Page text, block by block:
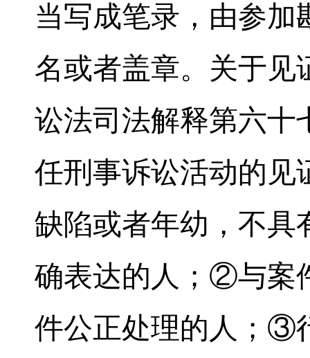
当写成笔录，由参加
名或者盖章。关于见
讼法司法解释第六十
任刑事诉讼活动的
缺陷或者年幼，不具
确表达的人；②与案
件公正处理的人；③